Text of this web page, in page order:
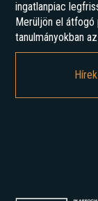
ingatlanpiac
Merüljön el
tanulmányokban
Hírek